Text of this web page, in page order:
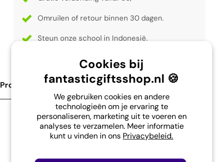
Cookies bij
fantasticgiftsshop.nl 🍪
We gebruiken cookies en andere
technologieën om je ervaring te
personaliseren, marketing uit te voeren en
analyses te verzamelen. Meer informatie
kunt u vinden in ons Privacybeleid.
Omruilen of retour binnen 30 dagen.
Steun onze school in Indonesië.
Product Omschrijving
Vrolijke 100% natuurlijke BIO Blossombs
bloembommetje.